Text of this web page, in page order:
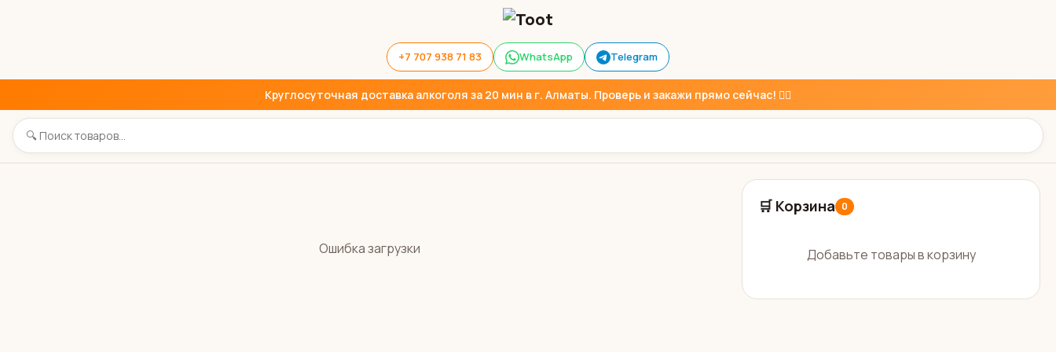
+7 707 938 71 83 WhatsApp Telegram
Круглосуточная доставка алкоголя за 20 мин в г. Алматы. Проверь и закажи прямо сейчас! 👇🏼
Ошибка загрузки
🛒 Корзина 0
Добавьте товары в корзину